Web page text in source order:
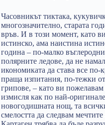
Часовникът тиктака,
многозначително, старата
връв. И в този момент, като
истинско, ама наистина
година – по-малко
полярните ледове, да не
икономиката да става все по-
праща изпитания, по-тежки
грипове, – като ви
измисля как по най-
новогодишната нощ, та
смелостта да следвам